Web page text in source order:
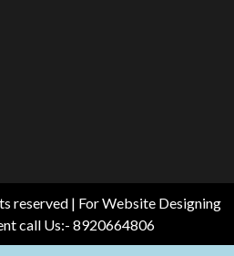
reserved | For Website Designing
call Us:- 8920664806